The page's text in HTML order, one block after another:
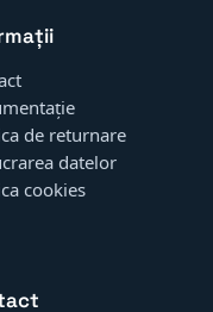
de returnare
datelor
cookies